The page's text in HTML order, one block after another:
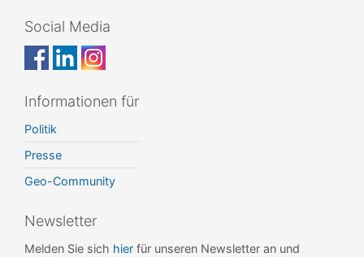
Social Media
Informationen für
Politik
Presse
Geo-Community
Newsletter
Melden Sie sich hier für unseren Newsletter an und